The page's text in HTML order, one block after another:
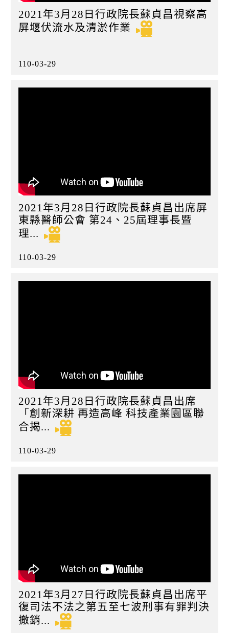
2021年3月28日行政院長蘇貞昌視察高
屏堰伏流水及清淤作業
110-03-29
2021年3月28日行政院長蘇貞昌出席屏
東縣醫師公會 第24、25屆理事長暨
理...
110-03-29
2021年3月28日行政院長蘇貞昌出席
「創新深耕 再造高峰 科技產業園區聯
合揭...
110-03-29
2021年3月27日行政院長蘇貞昌出席平
復司法不法之第五至七波刑事有罪判決
撤銷...